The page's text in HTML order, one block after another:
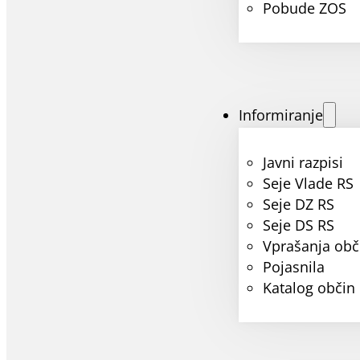
Pobude ZOS
Informiranje
Javni razpisi
Seje Vlade RS
Seje DZ RS
Seje DS RS
Vprašanja
Pojasnila
Katalog občin